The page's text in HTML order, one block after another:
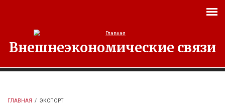
Внешнеэкономические связи
ГЛАВНАЯ / ЭКСПОРТ